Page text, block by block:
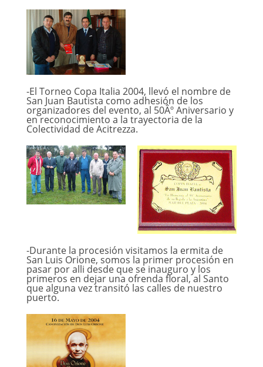
-El Torneo Copa Italia 2004, llevó el nombre de
San Juan Bautista como adhesión de los
organizadores del evento, al 50Âº Aniversario y
en reconocimiento a la trayectoria de la
Colectividad de Acitrezza.
-Durante la procesión visitamos la ermita de
San Luis Orione, somos la primer procesión en
pasar por alli desde que se inauguro y los
primeros en dejar una ofrenda floral, al Santo
que alguna vez transitó las calles de nuestro
puerto.